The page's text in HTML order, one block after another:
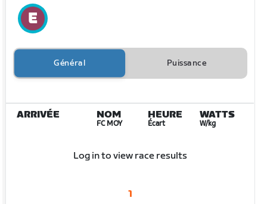
Général Puissance
ARRIVÉE NOM
FC MOY
HEURE
Écart
WATTS
W/kg
Log in to view race results
1